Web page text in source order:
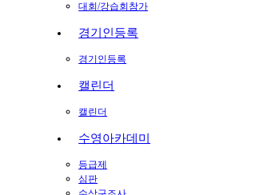
대회/강습회참가
경기인등록
경기인등록
캘린더
캘린더
수영아카데미
등급제
심판